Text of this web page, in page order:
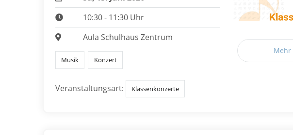
10:30 - 11:30 Uhr
Aula Schulhaus Zentrum
Musik Konzert
Veranstaltungsart: Klassenkonzerte
Mehr